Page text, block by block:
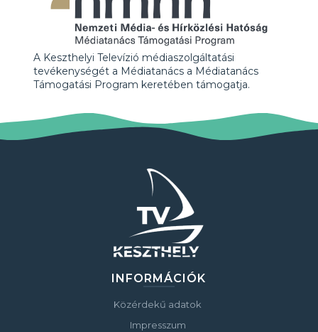
A Keszthelyi Televízió médiaszolgáltatási
tevékenységét a Médiatanács a Médiatanács
Támogatási Program keretében támogatja.
INFORMÁCIÓK
Közérdekű adatok
Impresszum